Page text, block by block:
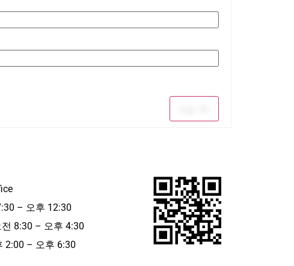
– 오후 12:30
전 8:30 – 오후 4:30
2:00 – 오후 6:30